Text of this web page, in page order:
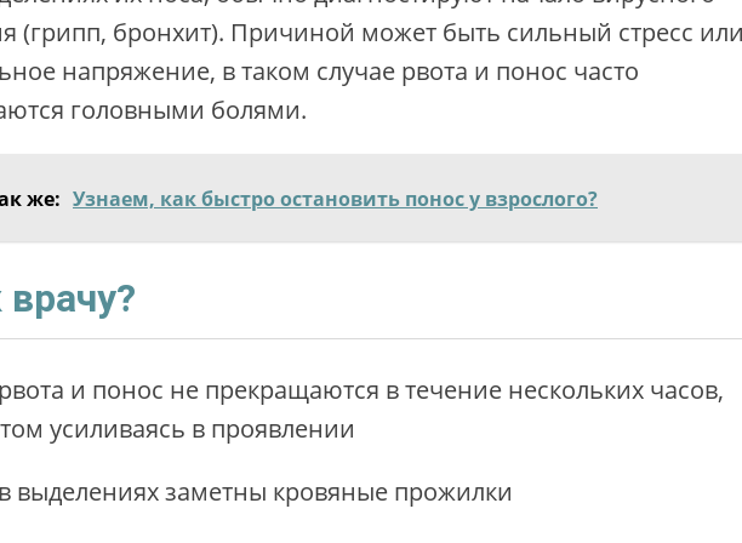
(грипп, бронхит). Причиной может быть сильный стресс
напряжение, в таком случае рвота и понос часто
головными болями.
же: Узнаем, как быстро остановить понос у взрослого?
и понос не прекращаются в течение нескольких часов,
усиливаясь в проявлении
выделениях заметны кровяные прожилки